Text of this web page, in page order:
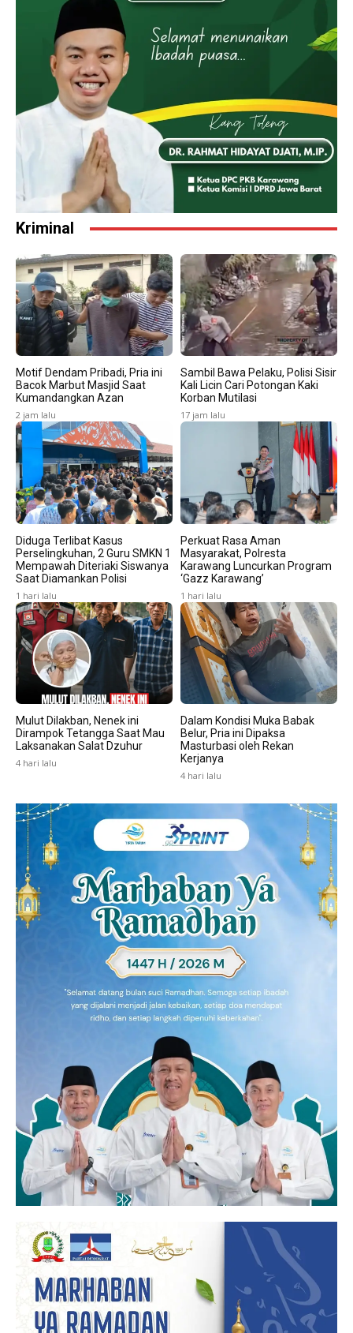
Kriminal
Motif Dendam Pribadi, Pria ini
Bacok Marbut Masjid Saat
Kumandangkan Azan
2 jam lalu
Sambil Bawa Pelaku, Polisi Sisir
Kali Licin Cari Potongan Kaki
Korban Mutilasi
17 jam lalu
Diduga Terlibat Kasus
Perselingkuhan, 2 Guru SMKN 1
Mempawah Diteriaki Siswanya
Saat Diamankan Polisi
1 hari lalu
Perkuat Rasa Aman
Masyarakat, Polresta
Karawang Luncurkan Program
‘Gazz Karawang’
1 hari lalu
Mulut Dilakban, Nenek ini
Dirampok Tetangga Saat Mau
Laksanakan Salat Dzuhur
4 hari lalu
Dalam Kondisi Muka Babak
Belur, Pria ini Dipaksa
Masturbasi oleh Rekan
Kerjanya
4 hari lalu